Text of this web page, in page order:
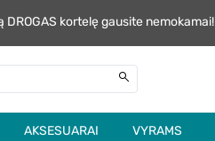
kortelę gausite nemokamai!
AKSESUARAI VYRAMS